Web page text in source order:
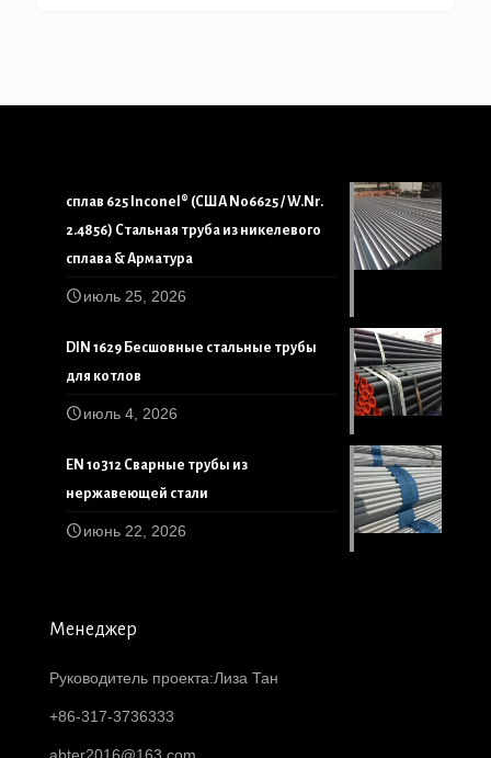
сплав 625 Inconel® (США N06625 / W.Nr.
2.4856) Стальная труба из никелевого
сплава & Арматура
июль 25, 2026
DIN 1629 Бесшовные стальные трубы
для котлов
июль 4, 2026
EN 10312 Сварные трубы из
нержавеющей стали
июнь 22, 2026
Менеджер
Руководитель проекта:Лиза Тан
+86-317-3736333